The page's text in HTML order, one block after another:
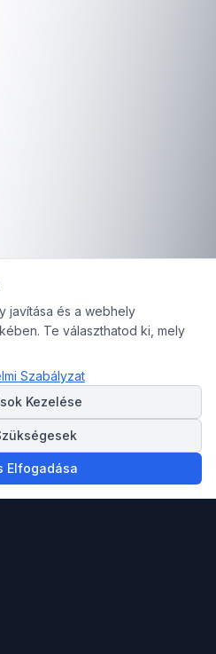
javítása és a webhely
Te választhatod ki, mely
Szabályzat
Kezelése
Elfogadása